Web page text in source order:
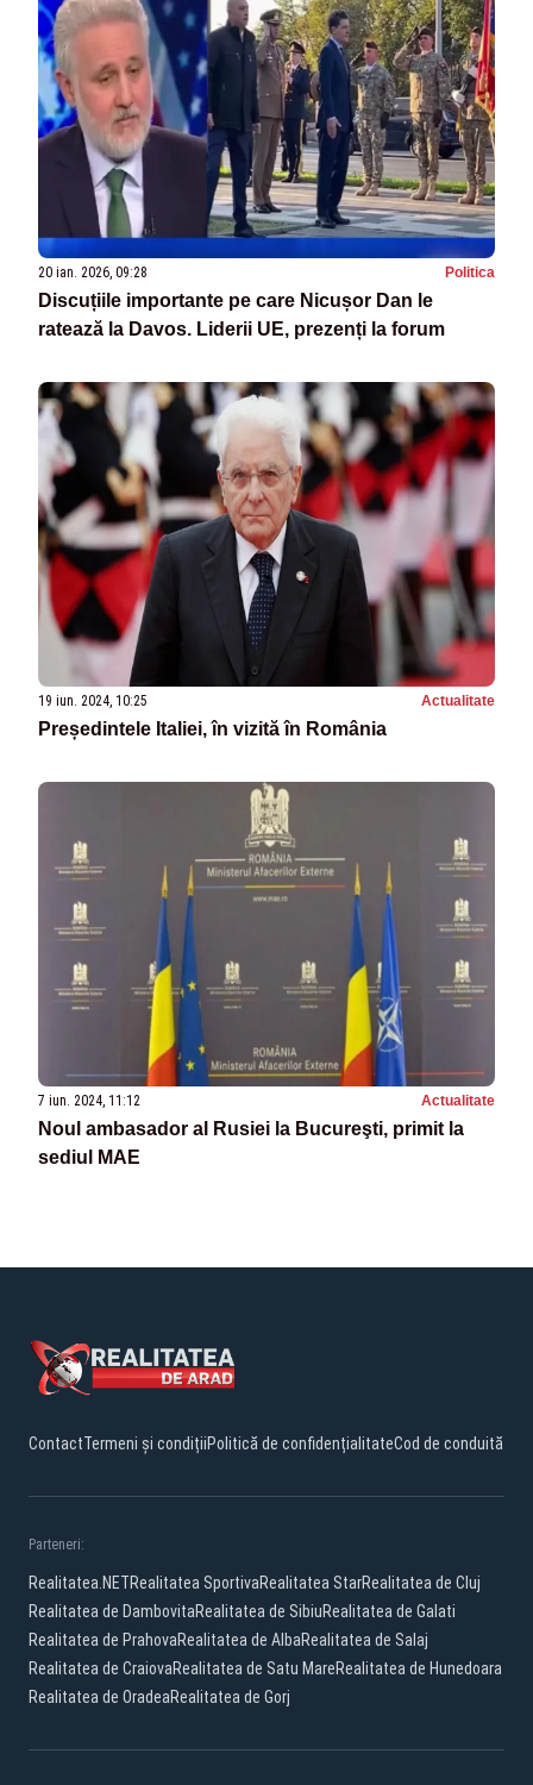
20 ian. 2026, 09:28 Politica
Discuțiile importante pe care Nicușor Dan le
ratează la Davos. Liderii UE, prezenți la forum
19 iun. 2024, 10:25 Actualitate
Președintele Italiei, în vizită în România
7 iun. 2024, 11:12 Actualitate
Noul ambasador al Rusiei la Bucureşti, primit la
sediul MAE
ContactTermeni și condițiiPolitică de confidențialitateCod de conduită
Parteneri:
Realitatea.NETRealitatea SportivaRealitatea StarRealitatea de Cluj
Realitatea de DambovitaRealitatea de SibiuRealitatea de Galati
Realitatea de PrahovaRealitatea de AlbaRealitatea de Salaj
Realitatea de CraiovaRealitatea de Satu MareRealitatea de Hunedoara
Realitatea de OradeaRealitatea de Gorj